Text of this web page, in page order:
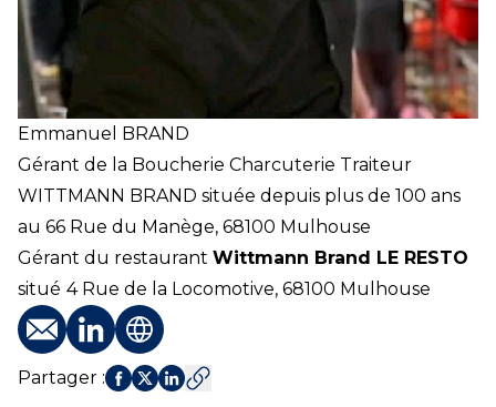
Emmanuel BRAND
Gérant de la Boucherie Charcuterie Traiteur
WITTMANN BRAND située depuis plus de 100 ans
au 66 Rue du Manège, 68100 Mulhouse
Gérant du restaurant Wittmann Brand LE RESTO
situé 4 Rue de la Locomotive, 68100 Mulhouse
E-mailProfil LinkedIn
Site web
Partager :